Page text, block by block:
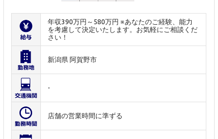
年収390万円～580万円 ※あなたのご経験、能力
を考慮して決定いたします。お気軽にご相談くだ
さい！
新潟県 阿賀野市
-
店舗の営業時間に準ずる